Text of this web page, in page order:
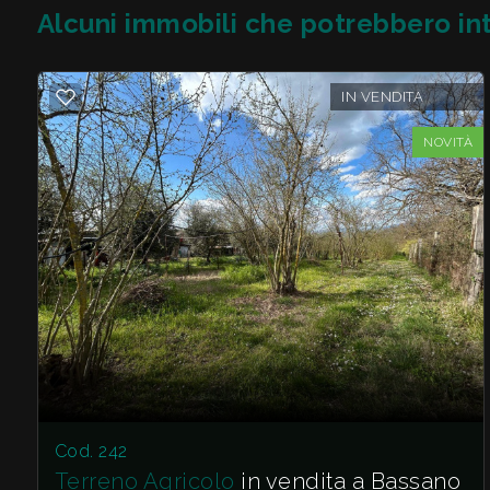
Alcuni immobili che potrebbero
IN VENDITA
NOVITÀ
Cod. 242
Terreno Agricolo in vendita a Bassano
Posto auto/Box
Balcone/Terrazzo
Ascensore
Arredato
Nuova costruzione